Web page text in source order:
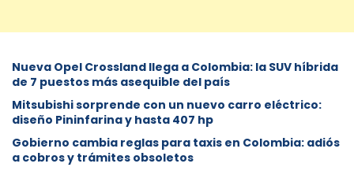
Nueva Opel Crossland llega a Colombia: la SUV híbrida
de 7 puestos más asequible del país
Mitsubishi sorprende con un nuevo carro eléctrico:
diseño Pininfarina y hasta 407 hp
Gobierno cambia reglas para taxis en Colombia: adiós
a cobros y trámites obsoletos